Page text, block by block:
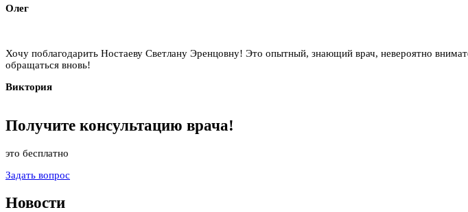
Олег
Хочу поблагодарить Ностаеву Светлану Эренцовну! Это опытный, знающий врач, невероятно
обращаться вновь!
Виктория
Получите консультацию врача!
это бесплатно
Задать вопрос
Новости